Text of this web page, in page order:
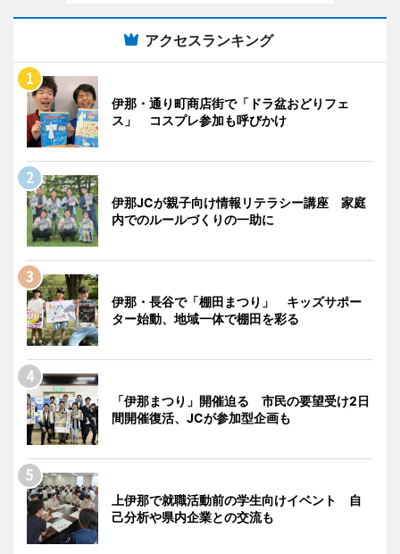
アクセスランキング
伊那・通り町商店街で「ドラ盆おどりフェ
ス」 コスプレ参加も呼びかけ
伊那JCが親子向け情報リテラシー講座 家庭
内でのルールづくりの一助に
伊那・長谷で「棚田まつり」 キッズサポー
ター始動、地域一体で棚田を彩る
「伊那まつり」開催迫る 市民の要望受け2日
間開催復活、JCが参加型企画も
上伊那で就職活動前の学生向けイベント 自
己分析や県内企業との交流も